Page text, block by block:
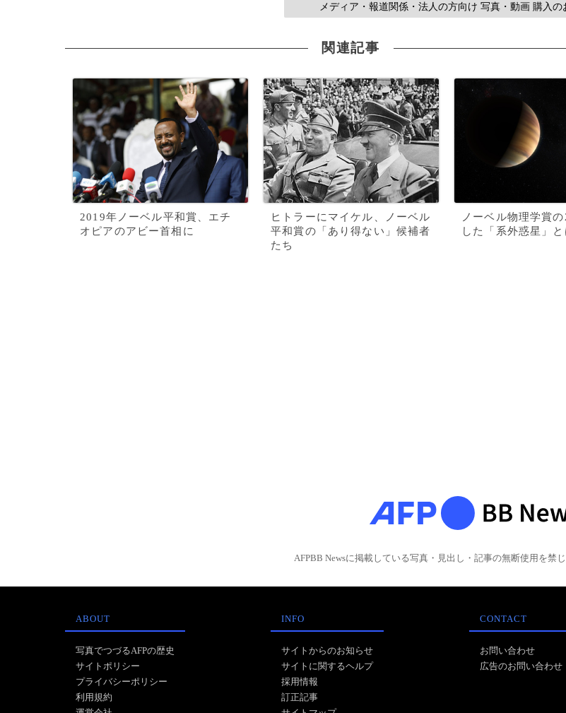
メディア・報道関係・法人の方向け 写真・動画 購入の
関連記事
2019年ノーベル平和賞、エチ
オピアのアビー首相に
ヒトラーにマイケル、ノーベル
平和賞の「あり得ない」候補者
たち
ノーベル物理学賞
した「系外惑星」と
AFPBB Newsに掲載している写真・見出し・記事の無断使用を禁
ABOUT
写真でつづるAFPの歴史
サイトポリシー
プライバシーポリシー
利用規約
INFO
サイトからのお知らせ
サイトに関するヘルプ
採用情報
訂正記事
CONTACT
お問い合わせ
広告のお問い合わせ